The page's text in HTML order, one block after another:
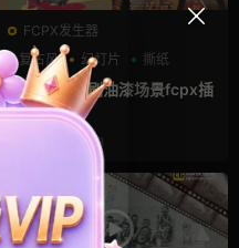
FCPX发生器
复古风
幻灯片 撕纸
10组撕纸笔刷油漆场景fcpx插
件
2025-03-18